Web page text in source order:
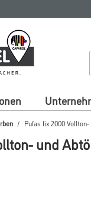
Pufas fix 2000
und